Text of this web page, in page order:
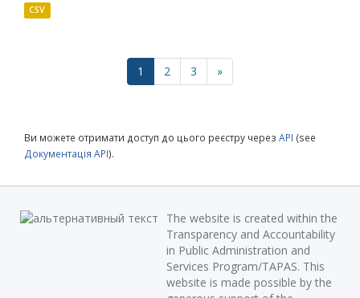
CSV
1 2 3 »
Ви можете отримати доступ до цього реєстру через API (see
Документація API).
The website is created within the
Transparency and Accountability
in Public Administration and
Services Program/TAPAS. This
website is made possible by the